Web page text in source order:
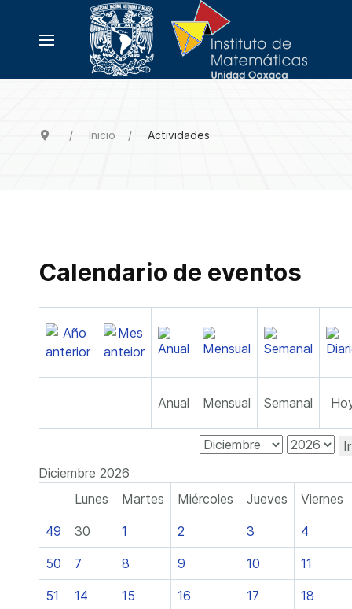
Inicio Actividades
Calendario de eventos
Anual Mensual Semanal
Diciembre 2026
Lunes
Martes Miércoles Jueves Viernes
49 30 1 2 3 4
50 7 8 9 10 11
51 14 15 16 17 18